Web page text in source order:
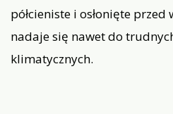
półcieniste i osłonięte
nadaje się nawet do
klimatycznych.